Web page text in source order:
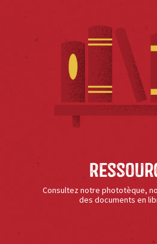
Consultez notre phototèque,
des documents en